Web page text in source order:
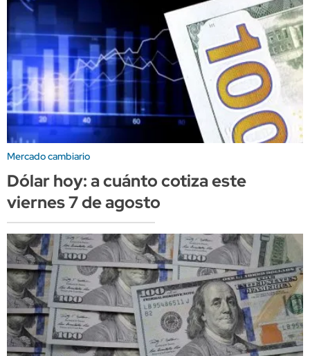
Mercado cambiario
Dólar hoy: a cuánto cotiza este
viernes 7 de agosto